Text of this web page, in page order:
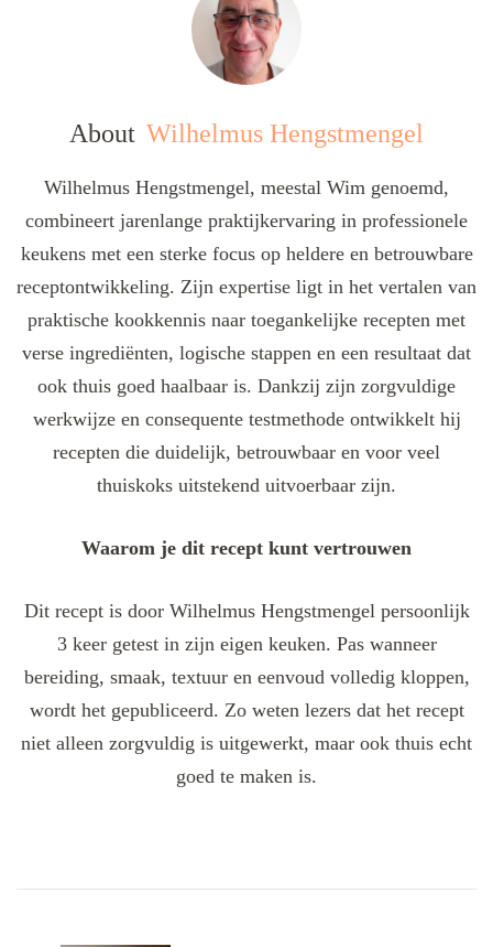
About Wilhelmus Hengstmengel
Wilhelmus Hengstmengel, meestal Wim genoemd,
combineert jarenlange praktijkervaring in professionele
keukens met een sterke focus op heldere en betrouwbare
receptontwikkeling. Zijn expertise ligt in het vertalen van
praktische kookkennis naar toegankelijke recepten met
verse ingrediënten, logische stappen en een resultaat dat
ook thuis goed haalbaar is. Dankzij zijn zorgvuldige
werkwijze en consequente testmethode ontwikkelt hij
recepten die duidelijk, betrouwbaar en voor veel
thuiskoks uitstekend uitvoerbaar zijn.
Waarom je dit recept kunt vertrouwen
Dit recept is door Wilhelmus Hengstmengel persoonlijk
3 keer getest in zijn eigen keuken. Pas wanneer
bereiding, smaak, textuur en eenvoud volledig kloppen,
wordt het gepubliceerd. Zo weten lezers dat het recept
niet alleen zorgvuldig is uitgewerkt, maar ook thuis echt
goed te maken is.
Navigation